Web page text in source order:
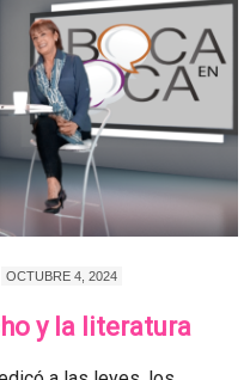
OCTUBRE 4, 2024
y la literatura